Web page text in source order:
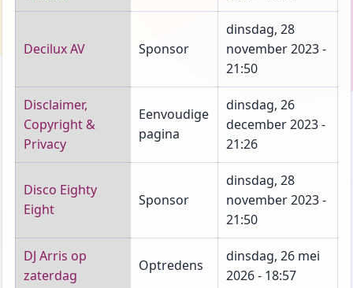
Decilux AV Sponsor
dinsdag, 28
november 2023 -
21:50
Disclaimer,
Copyright &
Privacy
Eenvoudige
pagina
dinsdag, 26
december 2023 -
21:26
Disco Eighty
Eight
Sponsor
dinsdag, 28
november 2023 -
21:50
DJ Arris op
zaterdag
Optredens
dinsdag, 26 mei
2026 - 18:57